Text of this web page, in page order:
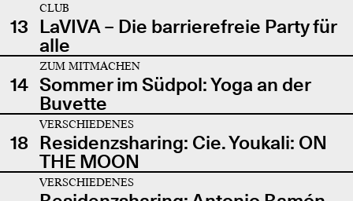
13
CLUB
LaVIVA – Die barrierefreie Party für
alle
14
ZUM MITMACHEN
Sommer im Südpol: Yoga an der
Buvette
18
VERSCHIEDENES
Residenzsharing: Cie. Youkali: ON
THE MOON
VERSCHIEDENES